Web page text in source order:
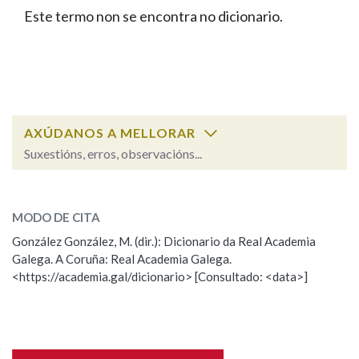
FIGURAS HOMENAXEADAS
PORTAL DAS PALABRAS
Facebook
TwitterYoutubeInstagram
Bluesky
BUSCAR NOS LEMAS
Remata por
BUSCAR NO CONTIDO
Nas definicións
Este termo non se encontra no dicionario.
AXÚDANOS A MELLORAR
Suxestións, erros, observacións...
Observación
Nome
MODO DE CITA
González González, M. (dir.): Dicionario da Real Academia
Galega. A Coruña: Real Academia Galega.
<https://academia.gal/dicionario> [Consultado: <data>]